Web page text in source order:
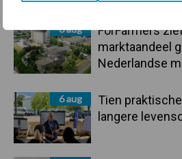
6 aug
ForFarmers
marktaandeel
Nederlandse
6 aug
Tien
langere